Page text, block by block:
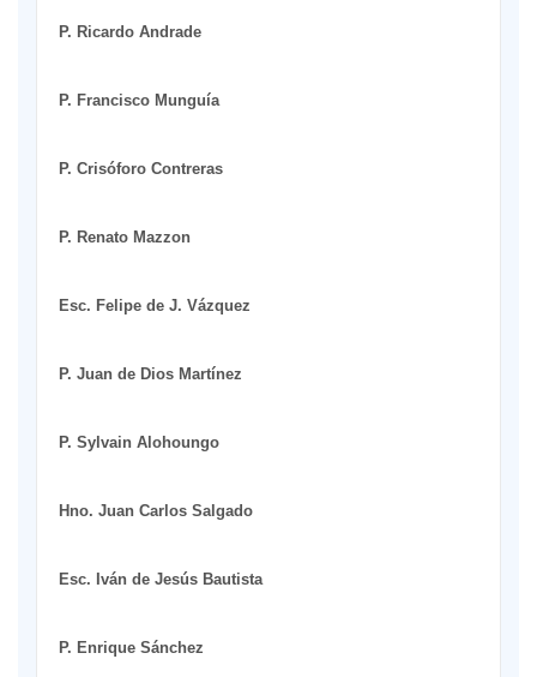
P. Ricardo Andrade
P. Francisco Munguía
P. Crisóforo Contreras
P. Renato Mazzon
Esc. Felipe de J. Vázquez
P. Juan de Dios Martínez
P. Sylvain Alohoungo
Hno. Juan Carlos Salgado
Esc. Iván de Jesús Bautista
P. Enrique Sánchez